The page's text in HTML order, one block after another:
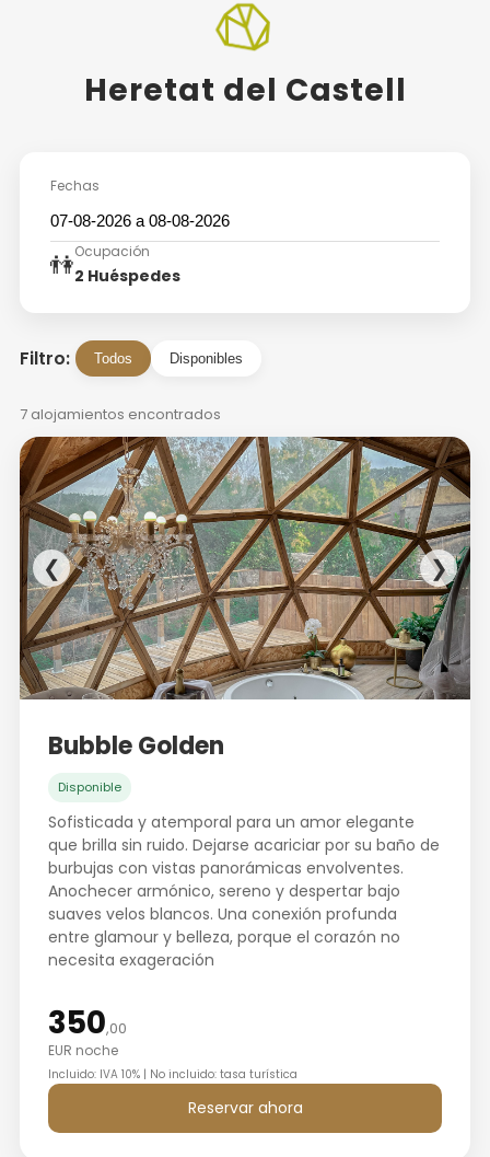
Heretat del Castell
Fechas
👫Ocupación
2 Huéspedes
Filtro: Todos Disponibles
7 alojamientos encontrados
❮ ❯
Bubble Golden
Disponible
Sofisticada y atemporal para un amor elegante
que brilla sin ruido. Dejarse acariciar por su baño de
burbujas con vistas panorámicas envolventes.
Anochecer armónico, sereno y despertar bajo
suaves velos blancos. Una conexión profunda
entre glamour y belleza, porque el corazón no
necesita exageración
350,00
EUR noche
Incluido: IVA 10% | No incluido: tasa turística
Reservar ahora